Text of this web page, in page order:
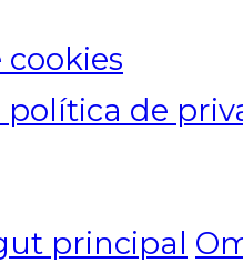
política de
principal